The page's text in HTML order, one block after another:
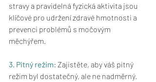
stravy a pravidelná fyzická aktivita jsou
klíčové pro udržení zdravé hmotnosti a
prevenci problémů s močovým
měchýřem.
3. Pitný režim: Zajistěte, aby váš pitný
režim byl dostatečný, ale ne nadměrný.